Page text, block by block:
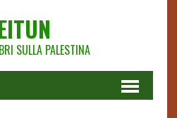
SULLA PALESTINA